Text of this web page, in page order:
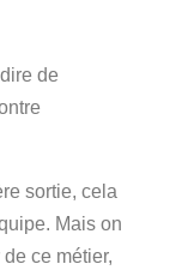
de
sortie, cela
Mais on
ce métier,